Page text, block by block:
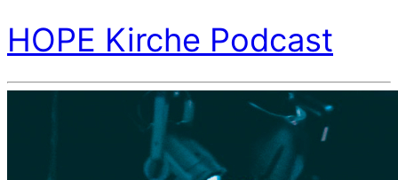
HOPE Kirche Podcast